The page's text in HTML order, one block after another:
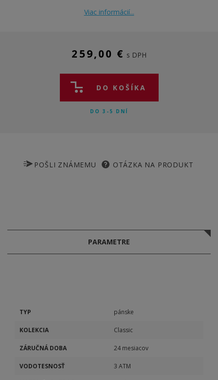
Viac informácií...
259,00 € s DPH
DO KOŠÍKA
DO 3-5 DNÍ
POŠLI ZNÁMEMU OTÁZKA NA PRODUKT
PARAMETRE
TYP pánske
KOLEKCIA Classic
ZÁRUČNÁ DOBA 24 mesiacov
VODOTESNOSŤ 3 ATM